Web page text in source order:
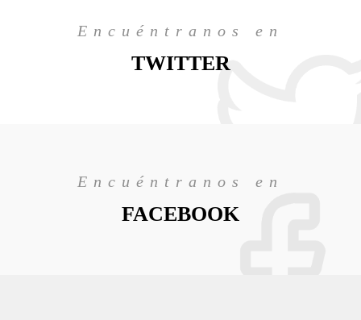
Encuéntranos en
TWITTER
Encuéntranos en
FACEBOOK